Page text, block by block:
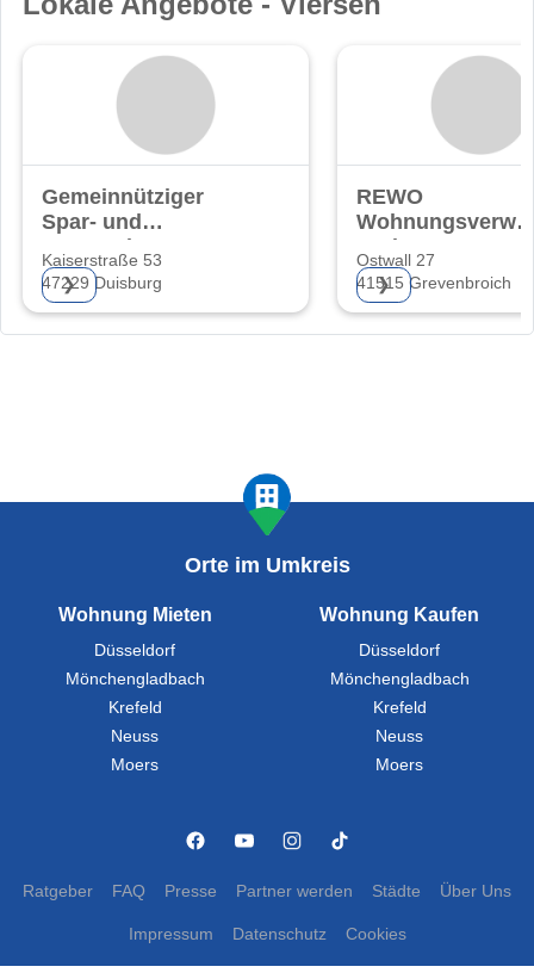
Gemeinnütziger
Spar- und
Bauverein
Friemersheim eG
Kaiserstraße 53
47229 Duisburg
❯
REWO
GmbH
Ostwall 27
41515 Grevenbroich
❯
Orte im Umkreis
Wohnung Mieten
Düsseldorf
Mönchengladbach
Krefeld
Neuss
Moers
Wohnung Kaufen
Düsseldorf
Mönchengladbach
Krefeld
Neuss
Moers
Ratgeber FAQ Presse Partner werden Städte Über Uns
Impressum Datenschutz Cookies